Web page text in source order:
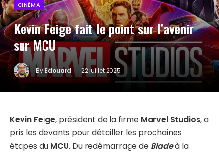
CINÉMA
Kevin Feige fait le point sur l’avenir
sur MCU
By Edouard 22 juillet 2025
Kevin Feige, président de la firme Marvel Studios, a
pris les devants pour détailler les prochaines
étapes du MCU. Du redémarrage de Bladeà la